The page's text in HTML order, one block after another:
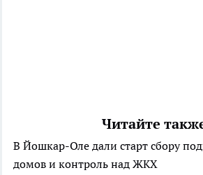
Читайте
В Йошкар-Оле дали старт сбору
домов и контроль над ЖКХ